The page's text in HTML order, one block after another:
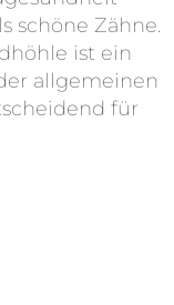
schöne Zähne.
ist ein
allgemeinen
für